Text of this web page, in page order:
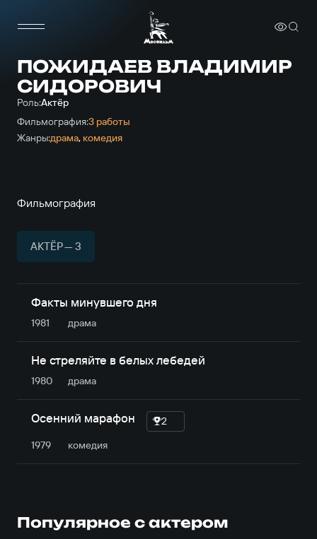
ПОЖИДАЕВ ВЛАДИМИР
СИДОРОВИЧ
Роль:Актёр
Фильмография:3 работы
Жанры:драма, комедия
Фильмография
АКТЁР — 3
Факты минувшего дня
1981 драма
Не стреляйте в белых лебедей
1980 драма
Осенний марафон
2
1979
комедия
Популярное с актером